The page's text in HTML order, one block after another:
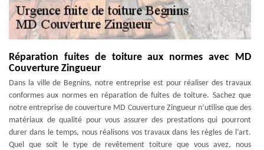
Réparation fuites de toiture aux normes avec MD
Couverture Zingueur
Dans la ville de Begnins, notre entreprise est pour réaliser des travaux
conformes aux normes en réparation de fuites de toiture. Sachez que
notre entreprise de couverture MD Couverture Zingueur n’utilise que des
matériaux de qualité pour vous assurer des prestations qui pourront
durer dans le temps, nous réalisons vos travaux dans les règles de l’art.
Quel que soit le type de revêtement toiture que vous avez, nous